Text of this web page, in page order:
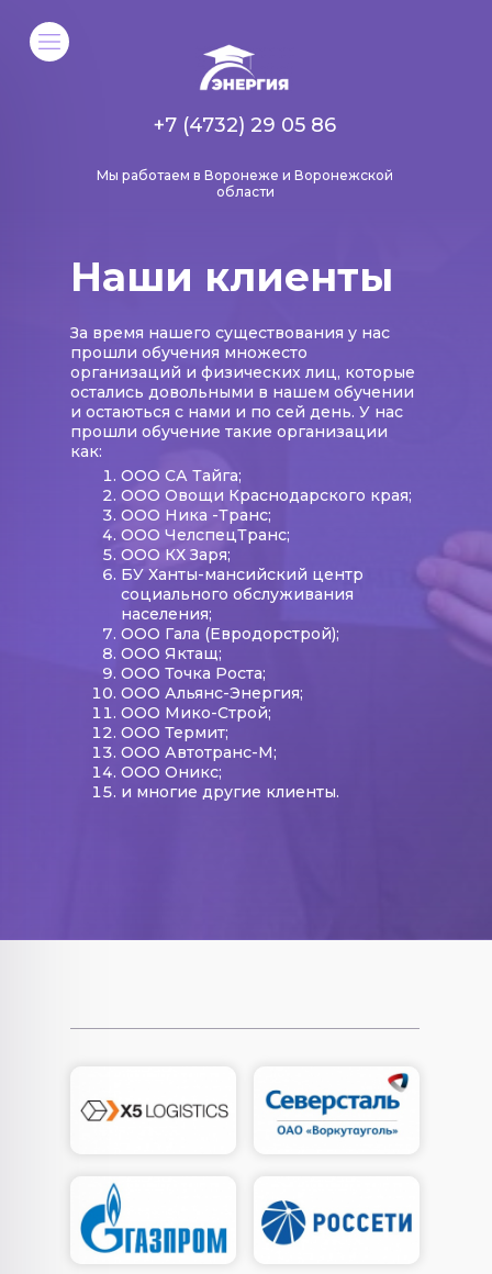
Мы работаем в Воронеже и Воронежской
области
+7 (4732) 29 05 86
Наши клиенты
За время нашего существования у нас
прошли обучения множесто
организаций и физических лиц, которые
остались довольными в нашем обучении
и остаються с нами и по сей день. У нас
прошли обучение такие организации
как:
ООО СА Тайга;
ООО Овощи Краснодарского края;
ООО Ника -Транс;
ООО ЧелспецТранс;
ООО КХ Заря;
БУ Ханты-мансийский центр
социального обслуживания
населения;
ООО Гала (Евродорстрой);
ООО Яктащ;
ООО Точка Роста;
ООО Альянс-Энергия;
ООО Мико-Строй;
ООО Термит;
ООО Автотранс-М;
ООО Оникс;
и многие другие клиенты.